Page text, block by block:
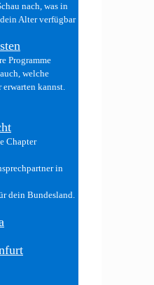
nach, was in
Alter verfügbar
Programme
welche
kannst.
Chapter
in
dein Bundesland.